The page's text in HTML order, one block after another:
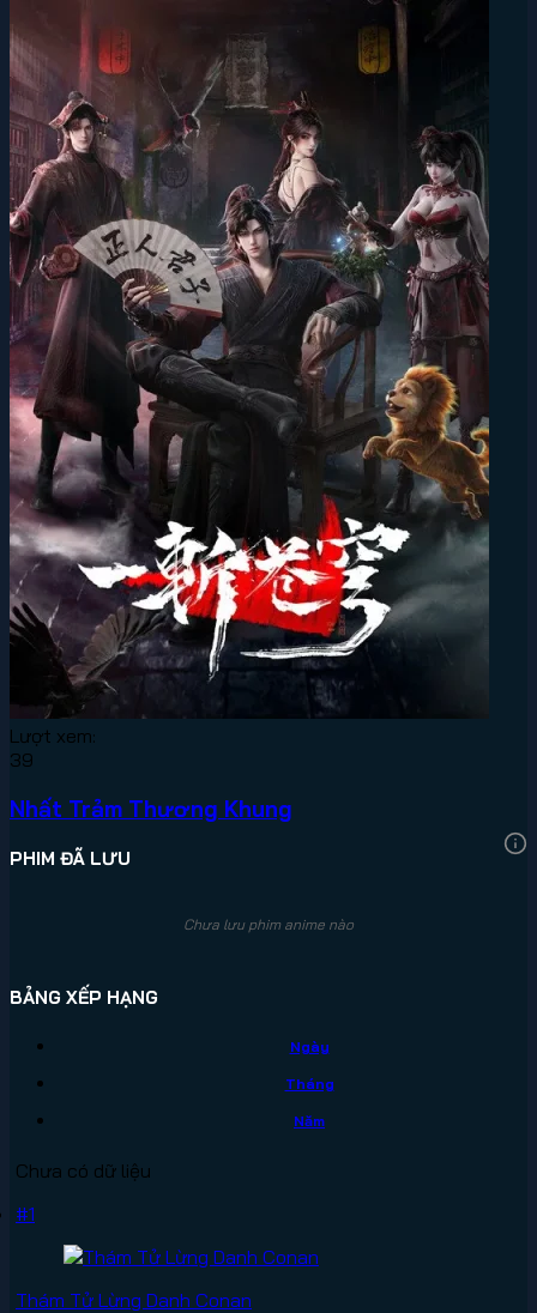
Lượt xem:
39
Nhất Trảm Thương Khung
PHIM ĐÃ LƯU
Chưa lưu phim anime nào
BẢNG XẾP HẠNG
Ngày
Tháng
Năm
Chưa có dữ liệu
#1
Thám Tử Lừng Danh Conan